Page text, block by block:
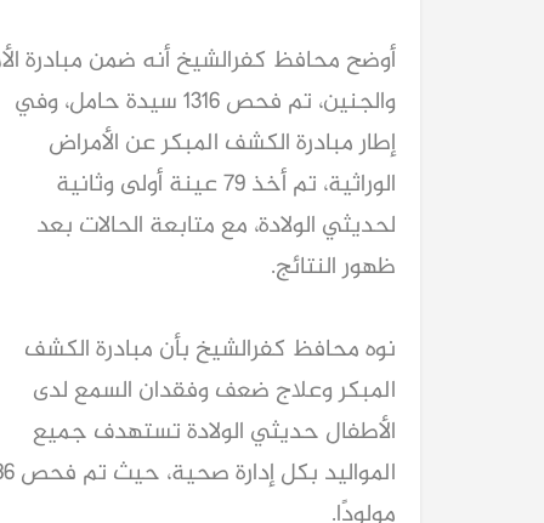
أوضح محافظ كفرالشيخ أنه ضمن مبادرة
والجنين، تم فحص 1316 سيدة حامل، وفي
إطار مبادرة الكشف المبكر عن الأمراض
الوراثية، تم أخذ 79 عينة أولى وثانية
لحديثي الولادة، مع متابعة الحالات بعد
ظهور النتائج.
نوه محافظ كفرالشيخ بأن مبادرة الكشف
المبكر وعلاج ضعف وفقدان السمع لدى
الأطفال حديثي الولادة تستهدف جميع
مولودًا.